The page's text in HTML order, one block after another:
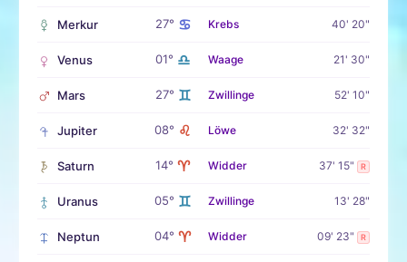
Merkur 27° ♋ Krebs 40' 20"
Venus 01° ♎ Waage 21' 30"
Mars 27° ♊ Zwillinge 52' 10"
Jupiter 08° ♌ Löwe 32' 32"
Saturn 14° ♈ Widder 37' 15" R
Uranus 05° ♊ Zwillinge 13' 28"
Neptun 04° ♈ Widder 09' 23" R